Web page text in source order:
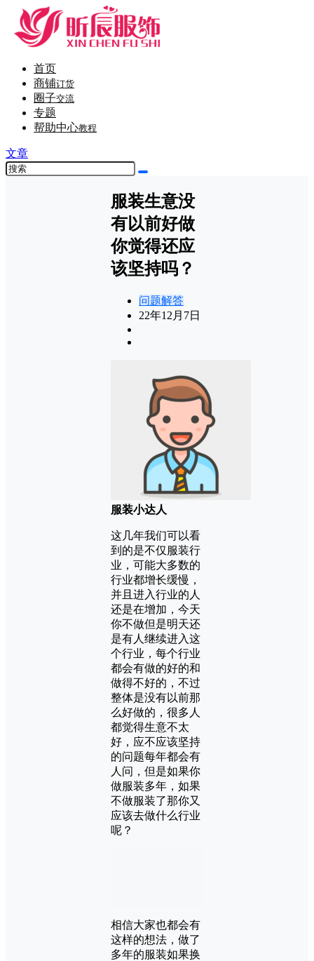
首页
商铺订货
圈子交流
专题
帮助中心教程
文章
服装生意没
有以前好做
你觉得还应
该坚持吗？
问题解答
22年12月7日
服装小达人
这几年我们可以看
到的是不仅服装行
业，可能大多数的
行业都增长缓慢，
并且进入行业的人
还是在增加，今天
你不做但是明天还
是有人继续进入这
个行业，每个行业
都会有做的好的和
做得不好的，不过
整体是没有以前那
么好做的，很多人
都觉得生意不太
好，应不应该坚持
的问题每年都会有
人问，但是如果你
做服装多年，如果
不做服装了那你又
应该去做什么行业
呢？
相信大家也都会有
这样的想法，做了
多年的服装如果换